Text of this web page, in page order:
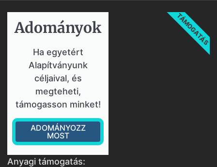
Adományok​
Ha egyetért
Alapítványunk
céljaival, és
megteheti,
támogasson minket!
ADOMÁNYOZZ
MOST
TÁMOGATÁS
Anyagi támogatás: